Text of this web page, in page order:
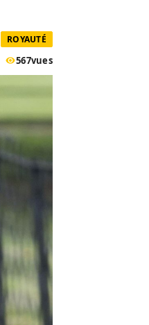
ROYAUTÉ
567vues